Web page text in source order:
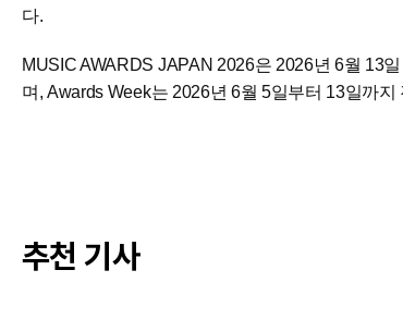
다.
MUSIC AWARDS JAPAN 2026은 2026년 6월 13
며, Awards Week는 2026년 6월 5일부터 13일까지
추천 기사